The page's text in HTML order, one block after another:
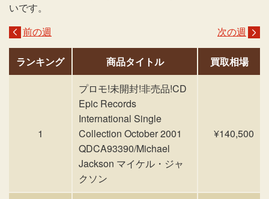
いです。
前の週
次の週
ランキング 商品タイトル 買取相場
1
プロモ!未開封!非売品!CD
Epic Records
International Single
Collection October 2001
QDCA93390/Michael
Jackson マイケル・ジャ
クソン
¥140,500